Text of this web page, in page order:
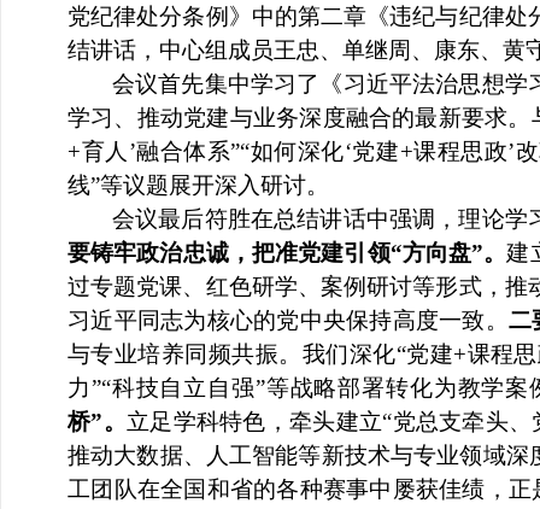
党纪律处分条例》中的第二章《违纪与纪律
结讲话，中心组成员王忠、单继周、康东、
会议首先集中学习了《习近平法治思想学
学习、推动党建与业务深度融合的最新要求
+育人’融合体系”“如何深化‘党建+课程思政
线”等议题展开深入研讨。
会议最后符胜在总结讲话中强调，理论学
要铸牢政治忠诚，把准党建引领“方向盘”。建
过专题党课、红色研学、案例研讨等形式，
习近平同志为核心的党中央保持高度一致。 二
与专业培养同频共振。我们深化“党建+课程
力”“科技自立自强”等战略部署转化为教学
桥”。 立足学科特色，牵头建立“党总支牵头
推动大数据、人工智能等新技术与专业领域
工团队在全国和省的各种赛事中屡获佳绩，